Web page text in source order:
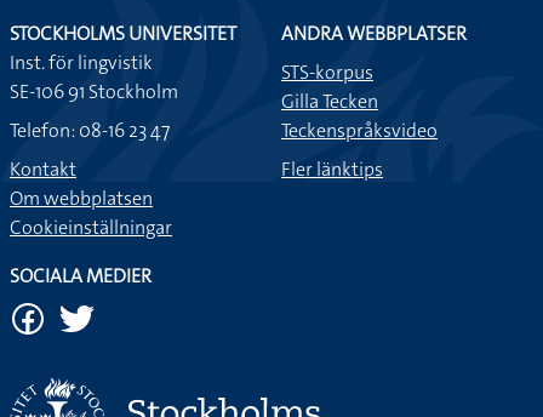
STOCKHOLMS UNIVERSITET
Inst. för lingvistik
SE-106 91 Stockholm
Telefon: 08-16 23 47
Kontakt
Om webbplatsen
Cookieinställningar
ANDRA WEBBPLATSER
STS-korpus
Gilla Tecken
Teckenspråksvideo
Fler länktips
SOCIALA MEDIER